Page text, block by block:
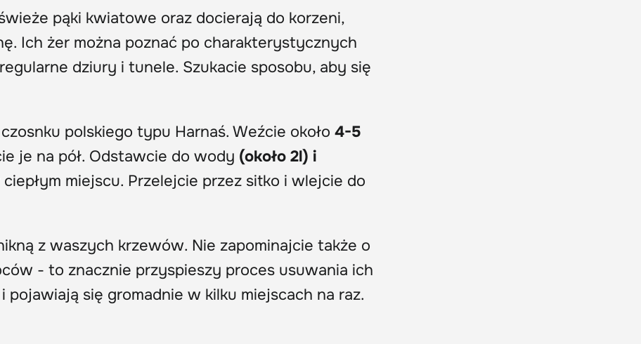
pąki kwiatowe oraz docierają do korzeni,
Ich żer można poznać po charakterystycznych
dziury i tunele. Szukacie sposobu, aby się
polskiego typu Harnaś. Weźcie około 4-5
je na pół. Odstawcie do wody (około 2l) i
miejscu. Przelejcie przez sitko i wlejcie do
z waszych krzewów. Nie zapominajcie także o
- to znacznie przyspieszy proces usuwania ich
pojawiają się gromadnie w kilku miejscach na raz.